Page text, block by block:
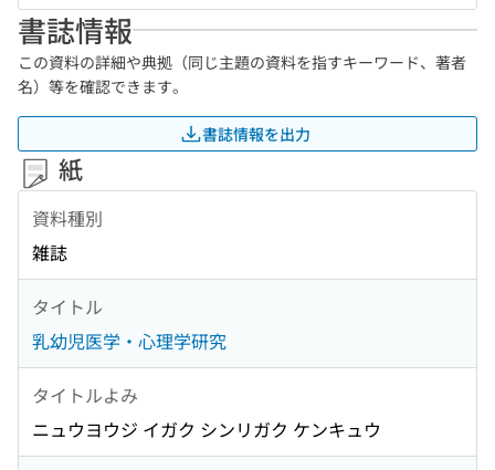
書誌情報
この資料の詳細や典拠（同じ主題の資料を指すキーワード、著者
名）等を確認できます。
書誌情報を出力
紙
資料種別
雑誌
タイトル
乳幼児医学・心理学研究
タイトルよみ
ニュウヨウジ イガク シンリガク ケンキュウ